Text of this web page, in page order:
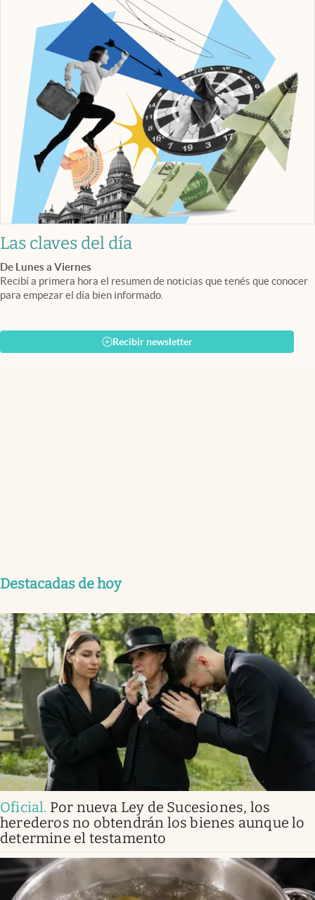
Las claves del día
De Lunes a Viernes
Recibí a primera hora el resumen de noticias que tenés que conocer
para empezar el día bien informado.
Recibir newsletter
Destacadas de hoy
Oficial. Por nueva Ley de Sucesiones, los
herederos no obtendrán los bienes aunque lo
determine el testamento